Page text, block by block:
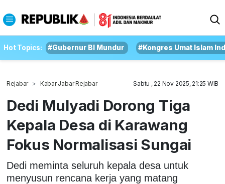
Hot Topics: #Gubernur BI Mundur #Kongres Umat Islam
Rejabar Kabar Jabar Rejabar Sabtu , 22 Nov 2025, 21:25 WIB
Dedi Mulyadi Dorong Tiga
Kepala Desa di Karawang
Fokus Normalisasi Sungai
Dedi meminta seluruh kepala desa untuk
menyusun rencana kerja yang matang